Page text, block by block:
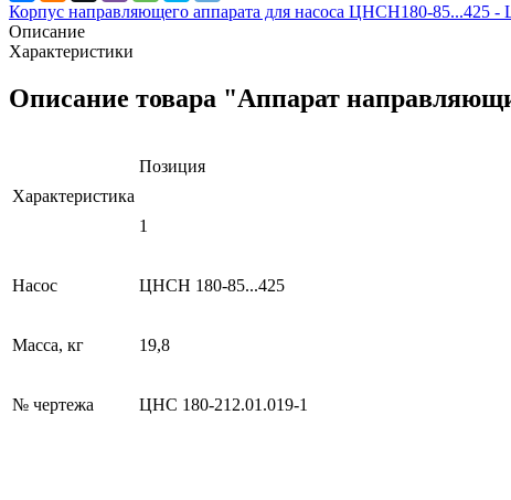
Корпус направляющего аппарата для насоса ЦНСН180-85...425 -
Описание
Характеристики
Описание товара "Аппарат
Характеристика
Позиция
1
Насос ЦНСН 180-85...425
Масса, кг 19,8
№ чертежа ЦНС 180-212.01.019-1